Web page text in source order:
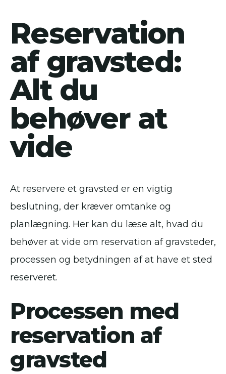
Reservation
af gravsted:
Alt du
behøver at
vide
At reservere et gravsted er en vigtig
beslutning, der kræver omtanke og
planlægning. Her kan du læse alt, hvad du
behøver at vide om reservation af gravsteder,
processen og betydningen af at have et sted
reserveret.
Processen med
reservation af
gravsted